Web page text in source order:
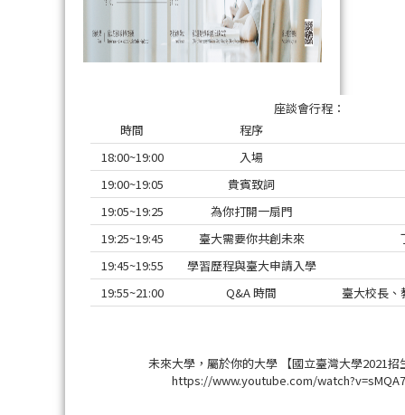
座談會行程：
時間
程序
18:00~19:00
入場
19:00~19:05
貴賓致詞
19:05~19:25
為你打開一扇門
19:25~19:45
臺大需要你共創未來
19:45~19:55
學習歷程與臺大申請入學
19:55~21:00
Q&A 時間 臺大校長、
未來大學，屬於你的大學 【國立臺灣大學2021招
https://www.youtube.com/